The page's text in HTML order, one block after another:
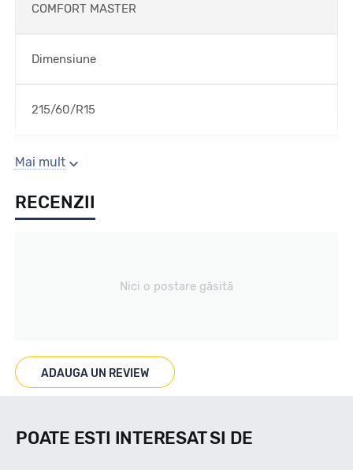
COMFORT MASTER
Dimensiune
215/60/R15
Sezon
VARA
Marcat M+S
Mai mult
RECENZII
Nici o postare găsită
ADAUGA UN REVIEW
POATE ESTI INTERESAT SI DE